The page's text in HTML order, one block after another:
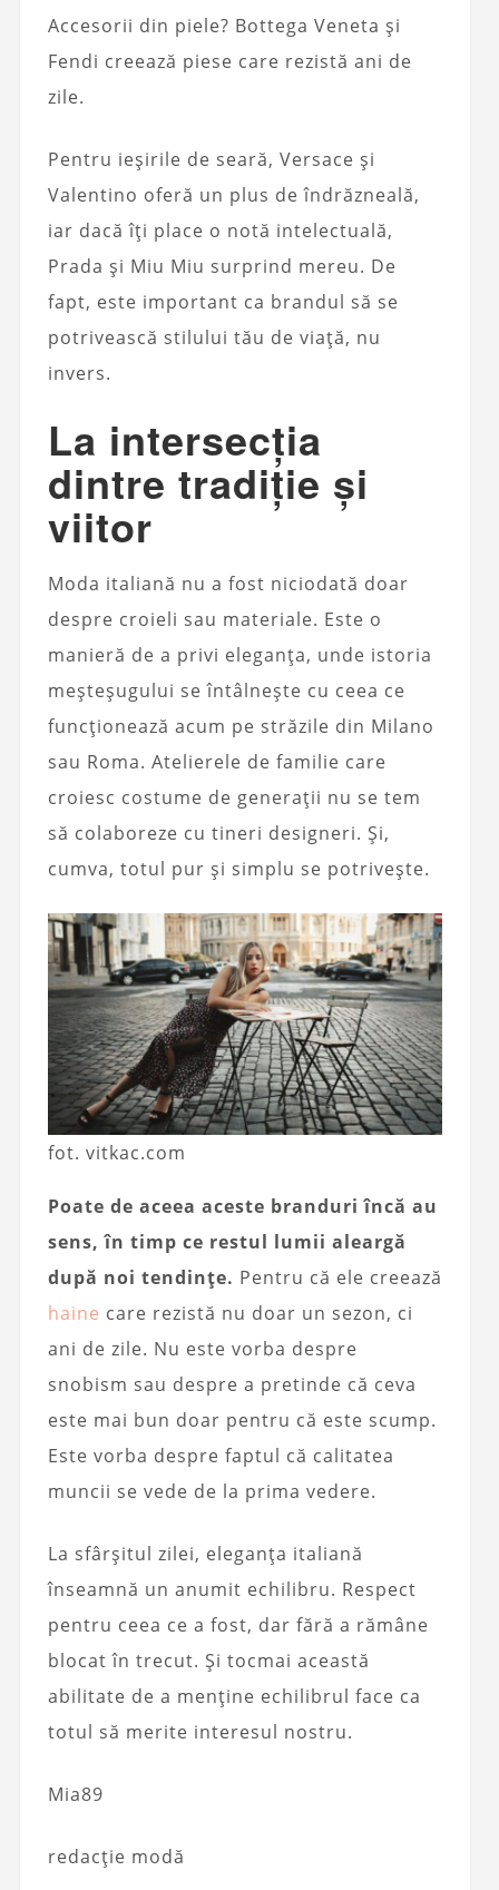
Accesorii din piele? Bottega Veneta și
Fendi creează piese care rezistă ani de
zile.
Pentru ieșirile de seară, Versace și
Valentino oferă un plus de îndrăzneală,
iar dacă îți place o notă intelectuală,
Prada și Miu Miu surprind mereu. De
fapt, este important ca brandul să se
potrivească stilului tău de viață, nu
invers.
La intersecția
dintre tradiție și
viitor
Moda italiană nu a fost niciodată doar
despre croieli sau materiale. Este o
manieră de a privi eleganța, unde istoria
meșteșugului se întâlnește cu ceea ce
funcționează acum pe străzile din Milano
sau Roma. Atelierele de familie care
croiesc costume de generații nu se tem
să colaboreze cu tineri designeri. Și,
cumva, totul pur și simplu se potrivește.
fot. vitkac.com
Poate de aceea aceste branduri încă au
sens, în timp ce restul lumii aleargă
după noi tendințe. Pentru că ele creează
haine care rezistă nu doar un sezon, ci
ani de zile. Nu este vorba despre
snobism sau despre a pretinde că ceva
este mai bun doar pentru că este scump.
Este vorba despre faptul că calitatea
muncii se vede de la prima vedere.
La sfârșitul zilei, eleganța italiană
înseamnă un anumit echilibru. Respect
pentru ceea ce a fost, dar fără a rămâne
blocat în trecut. Și tocmai această
abilitate de a menține echilibrul face ca
totul să merite interesul nostru.
Mia89
redacție modă